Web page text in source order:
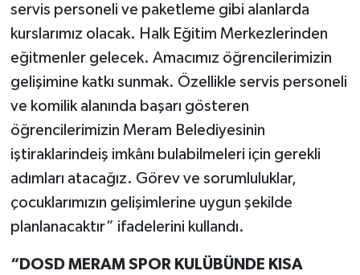
servis personeli ve paketleme gibi alanlarda
kurslarımız olacak. Halk Eğitim Merkezlerinden
eğitmenler gelecek. Amacımız öğrencilerimizin
gelişimine katkı sunmak. Özellikle servis personeli
ve komilik alanında başarı gösteren
öğrencilerimizin Meram Belediyesinin
iştiraklarindeiş imkânı bulabilmeleri için gerekli
adımları atacağız. Görev ve sorumluluklar,
çocuklarımızın gelişimlerine uygun şekilde
planlanacaktır” ifadelerini kullandı.
“DOSD MERAM SPOR KULÜBÜNDE KISA